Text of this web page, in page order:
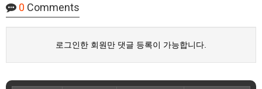
0 Comments
로그인한 회원만 댓글 등록이 가능합니다.